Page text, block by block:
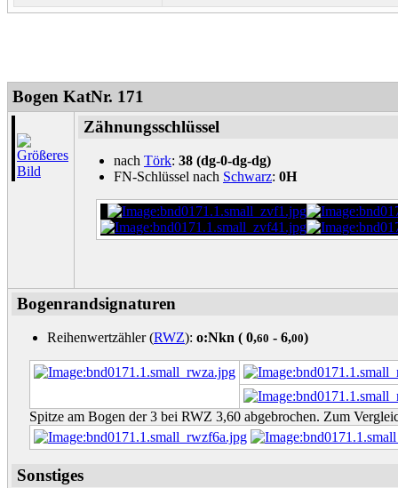
Bogen KatNr. 171
Zähnungsschlüssel
nach Törk: 38 (dg-0-dg-dg)
FN-Schlüssel nach Schwarz: 0H
Bogenrandsignaturen
Reihenwertzähler (RWZ): o:Nkn ( 0,60 - 6,00)
Spitze am Bogen der 3 bei RWZ 3,60 abgebrochen. Zum
Sonstiges